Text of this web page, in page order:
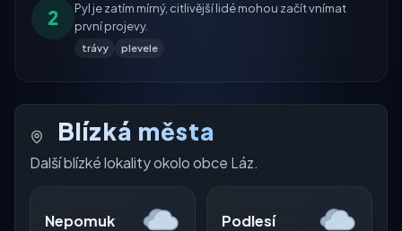
2
Pyl je zatím mírný, citlivější lidé mohou začít vnímat
první projevy.
trávy plevele
Blízká města
Další blízké lokality okolo obce Láz.
Nepomuk Podlesí